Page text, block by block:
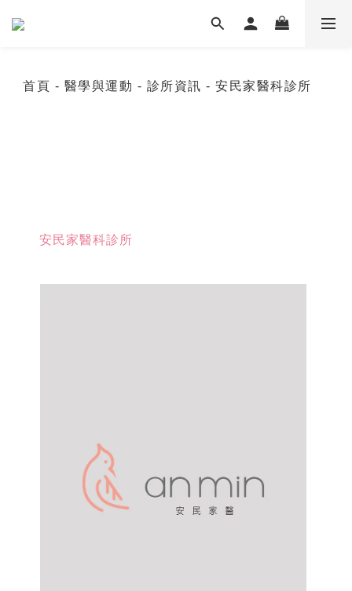
首頁 - 醫學與運動 - 診所資訊 - 安民家醫科診所
安民家醫科診所